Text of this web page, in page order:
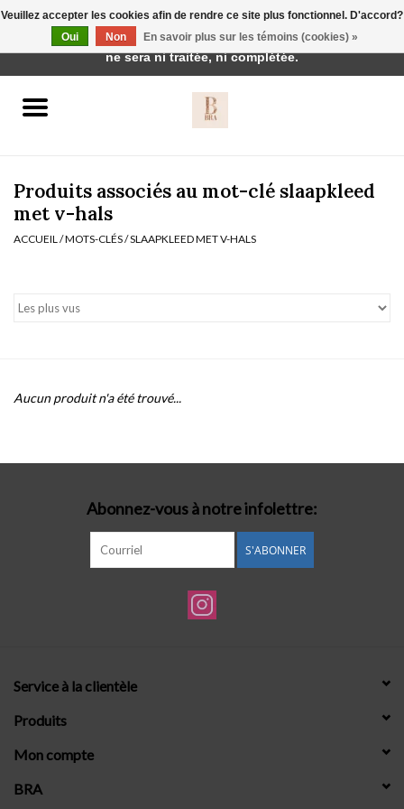
vêtements de nuit
Badmode
Produits associés au mot-clé slaapkleed
met v-hals
ACCUEIL /MOTS-CLÉS/SLAAPKLEED MET V-HALS
Aucun produit n'a été trouvé...
Abonnez-vous à notre infolettre:
S'ABONNER
Service à la clientèle
Produits
Mon compte
BRA
Veuillez accepter les cookies afin de rendre ce site plus fonctionnel. D'accord?
Oui
Non En savoir plus sur les témoins (cookies) »
Cette boutique est en construction. Toute commande passée
ne sera ni traitée, ni complétée.